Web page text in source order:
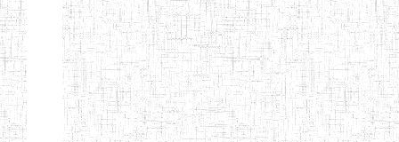
EDUCATION
TEACHERS'
TRAINING AND
EMPOWERMENT
PROGRAMME